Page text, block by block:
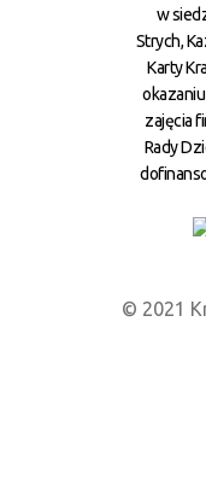
w
Strych,
Karty
zajęcia
Rady
© 2021